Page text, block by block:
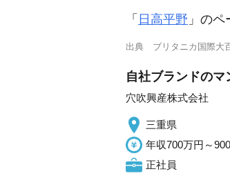
「 日高平野 」のペ
出典 ブリタニカ国際大
自社ブランドの
穴吹興産株式会社
三重県
年収700万円～
正社員